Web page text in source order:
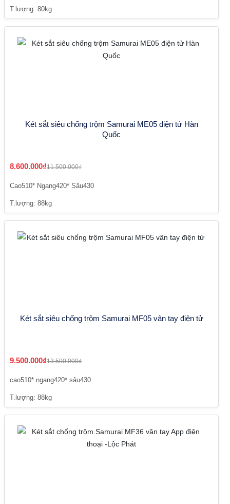
T.lượng: 80kg
Két sắt siêu chống trộm Samurai ME05 điện tử Hàn
Quốc
8.600.000₫11.500.000₫
Cao510* Ngang420* Sâu430
T.lượng: 88kg
Két sắt siêu chống trộm Samurai MF05 vân tay điện tử
9.500.000₫13.500.000₫
cao510* ngang420* sâu430
T.lượng: 88kg